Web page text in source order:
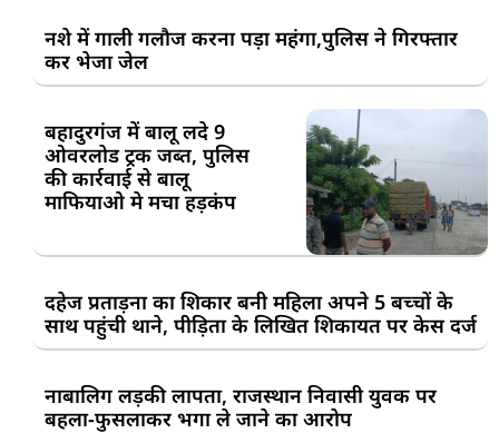
नशे में गाली गलौज करना पड़ा महंगा,पुलिस ने गिरफ्तार
कर भेजा जेल
बहादुरगंज में बालू लदे 9
ओवरलोड ट्रक जब्त, पुलिस
की कार्रवाई से बालू
माफियाओ मे मचा हड़कंप
दहेज प्रताड़ना का शिकार बनी महिला अपने 5 बच्चों के
साथ पहुंची थाने, पीड़िता के लिखित शिकायत पर केस दर्ज
नाबालिग लड़की लापता, राजस्थान निवासी युवक पर
बहला-फुसलाकर भगा ले जाने का आरोप